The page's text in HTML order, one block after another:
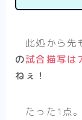
此処から先
の試合描写は
ねぇ！
たった1点